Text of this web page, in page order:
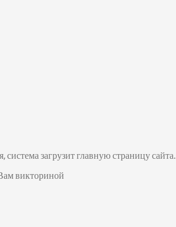
загрузит главную страницу сайта.
викториной